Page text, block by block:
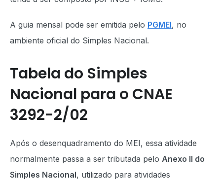
A guia mensal pode ser emitida pelo PGMEI, no
ambiente oficial do Simples Nacional.
Tabela do Simples
Nacional para o CNAE
3292-2/02
Após o desenquadramento do MEI, essa atividade
normalmente passa a ser tributada pelo Anexo II do
Simples Nacional, utilizado para atividades